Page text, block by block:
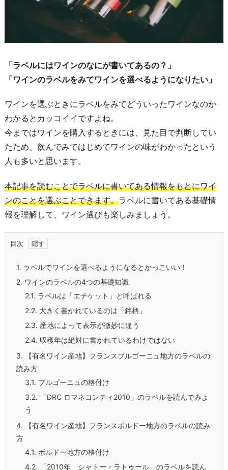
「ラベルにはワインのなにが書いてあるの？」
「ワインのラベルをみてワインを選べるようになりたい」
ワインを選ぶときにラベルをみてどういったワインなのか
わかるとカッコイイですよね。
今まではワインを購入するときには、見た目で判断してい
たため、飲んでみてはじめてワインの味がわかったという
人も多いと思います。
本記事を読むことでラベルに書いてある情報をもとにワイ
ンのことを選ぶことできます。ラベルに書いてある基礎情
報を理解して、ワイン選びも楽しみましょう。
目次
1. ラベルでワインを選べるようになるとかっこいい！
2. ワインのラベルの4つの基礎知識
2.1. ラベルは「エチケット」と呼ばれる
2.2. 大きく書かれているのは「銘柄」
2.3. 産地によって表示が微妙に違う
2.4. 収穫年は絶対に書かれているわけではない
3. 【有名ワイン産地】フランスブルゴーニュ地方のラベルの
読み方
3.1. ブルゴーニュの格付け
3.2. 「DRC ロマネコンティ2010」のラベルを読んでみよ
う
4. 【有名ワイン産地】フランスボルドー地方のラベルの読み
方
4.1. ボルドー地方の格付け
4.2. 「2010年 シャトー・ラトゥール」のラベルを読ん